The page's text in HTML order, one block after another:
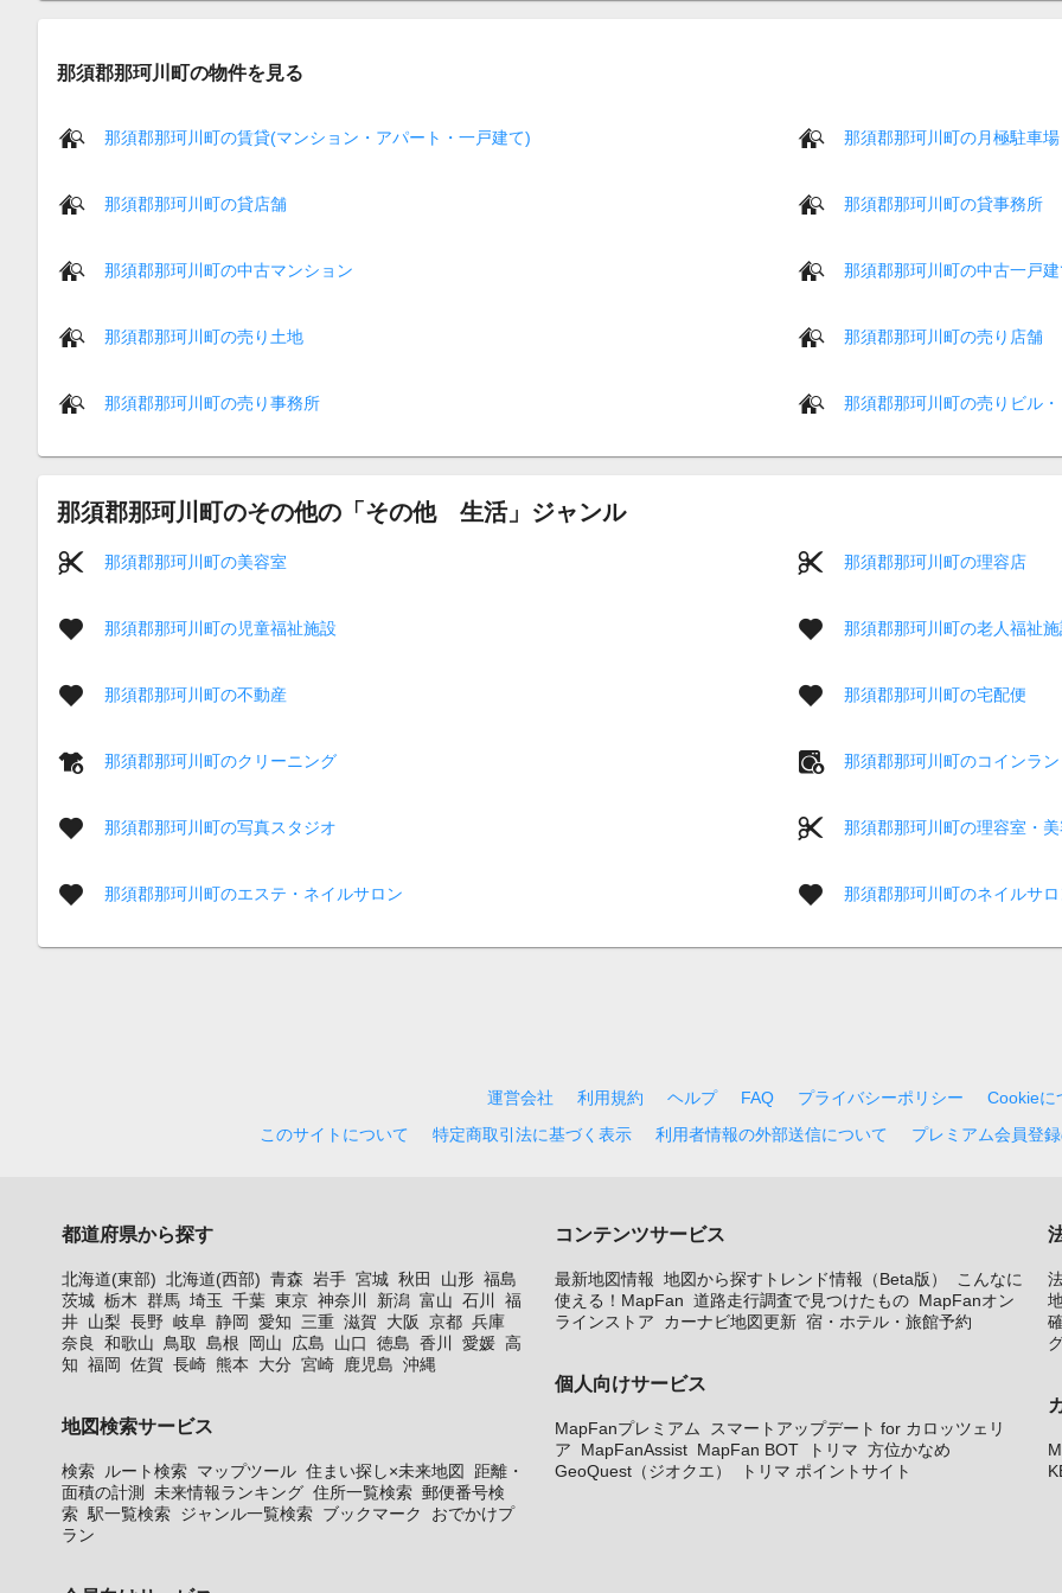
那須郡那珂川町の物件を見る
那須郡那珂川町の賃貸(マンション・アパート・一戸建て) 那須郡那珂川町の月極駐車場
那須郡那珂川町の貸店舗 那須郡那珂川町の貸事務所
那須郡那珂川町の中古マンション 那須郡那珂川町の中古一戸建
那須郡那珂川町の売り土地 那須郡那珂川町の売り店舗
那須郡那珂川町の売り事務所 那須郡那珂川町の売りビル
那須郡那珂川町のその他の「その他 生活」ジャンル
那須郡那珂川町の美容室 那須郡那珂川町の理容店
那須郡那珂川町の児童福祉施設 那須郡那珂川町の老人福祉施
那須郡那珂川町の不動産 那須郡那珂川町の宅配便
那須郡那珂川町のクリーニング 那須郡那珂川町のコインラ
那須郡那珂川町の写真スタジオ 那須郡那珂川町の理容室・
那須郡那珂川町のエステ・ネイルサロン 那須郡那珂川町のネイルサロ
運営会社 利用規約 ヘルプ FAQ プライバシーポリシー
Cookieに
このサイトについて
特定商取引法に基づく表示 利用者情報の外部送信について プレミアム会員登
都道府県から探す
北海道(東部) 北海道(西部) 青森 岩手 宮城 秋田 山形 福島
茨城 栃木 群馬 埼玉 千葉 東京 神奈川 新潟 富山 石川
福
井 山梨 長野 岐阜 静岡 愛知 三重 滋賀 大阪 京都 兵庫
奈良
和歌山 鳥取 島根 岡山 広島 山口 徳島 香川 愛媛 高
知 福岡 佐賀 長崎 熊本 大分 宮崎 鹿児島 沖縄
地図検索サービス
検索 ルート検索 マップツール 住まい探し×未来地図
距離・
面積の計測 未来情報ランキング 住所一覧検索 郵便番号検
索 駅一覧検索 ジャンル一覧検索 ブックマーク
おでかけプ
ラン
コンテンツサービス
最新地図情報 地図から探すトレンド情報（Beta版）
こんなに
使える！MapFan 道路走行調査で見つけたもの MapFanオン
ラインストア
カーナビ地図更新 宿・ホテル・旅館予約
個人向けサービス
MapFanプレミアム
スマートアップデート for カロッツェリ
ア
MapFanAssist MapFan BOT トリマ 方位かなめ
GeoQuest（ジオクエ）
トリマ ポイントサイト